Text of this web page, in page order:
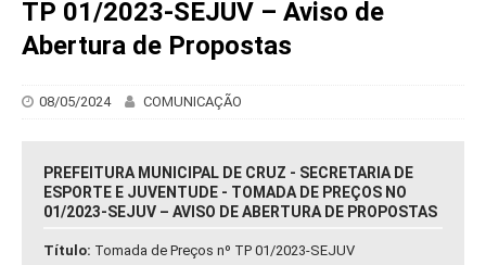
TP 01/2023-SEJUV – Aviso de
Abertura de Propostas
08/05/2024 COMUNICAÇÃO
PREFEITURA MUNICIPAL DE CRUZ - SECRETARIA DE
ESPORTE E JUVENTUDE - TOMADA DE PREÇOS NO
01/2023-SEJUV – AVISO DE ABERTURA DE PROPOSTAS
Título: Tomada de Preços nº TP 01/2023-SEJUV